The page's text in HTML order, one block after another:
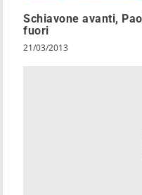
Schiavone avanti,
fuori
21/03/2013